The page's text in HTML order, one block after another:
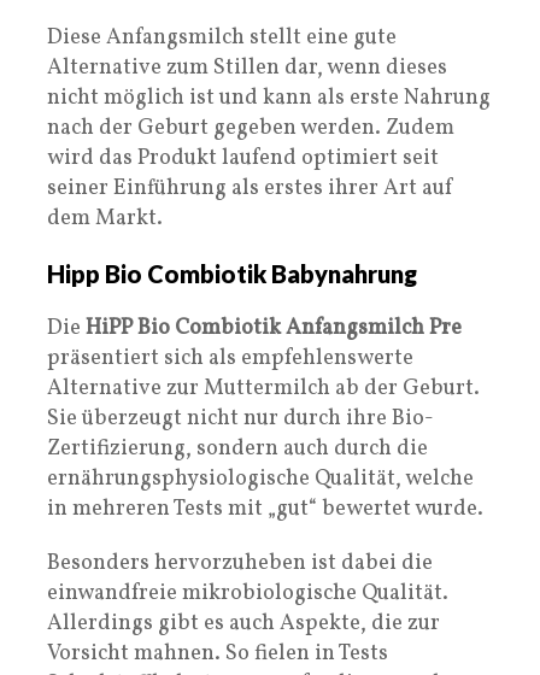
Diese Anfangsmilch stellt eine gute
Alternative zum Stillen dar, wenn dieses
nicht möglich ist und kann als erste Nahrung
nach der Geburt gegeben werden. Zudem
wird das Produkt laufend optimiert seit
seiner Einführung als erstes ihrer Art auf
dem Markt.
Hipp Bio Combiotik Babynahrung
Die HiPP Bio Combiotik Anfangsmilch Pre
präsentiert sich als empfehlenswerte
Alternative zur Muttermilch ab der Geburt.
Sie überzeugt nicht nur durch ihre Bio-
Zertifizierung, sondern auch durch die
ernährungsphysiologische Qualität, welche
in mehreren Tests mit „gut“ bewertet wurde.
Besonders hervorzuheben ist dabei die
einwandfreie mikrobiologische Qualität.
Allerdings gibt es auch Aspekte, die zur
Vorsicht mahnen. So fielen in Tests